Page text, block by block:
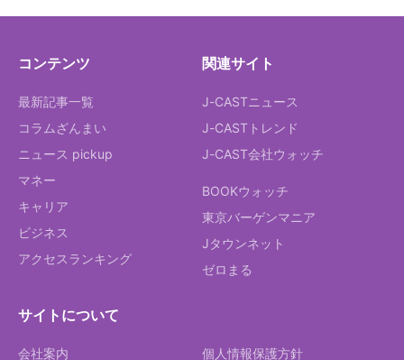
コンテンツ
最新記事一覧
コラムざんまい
ニュース pickup
マネー
キャリア
ビジネス
アクセスランキング
関連サイト
J-CASTニュース
J-CASTトレンド
J-CAST会社ウォッチ
BOOKウォッチ
東京バーゲンマニア
Jタウンネット
ゼロまる
サイトについて
会社案内 個人情報保護方針